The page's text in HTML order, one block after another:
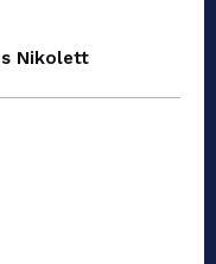
Nikolett